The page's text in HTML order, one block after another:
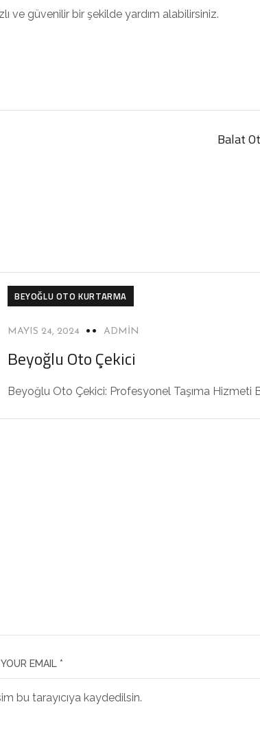
ve güvenilir bir şekilde yardım alabilirsiniz.
Balat
BEYOĞLU OTO KURTARMA
MAYIS 24, 2024 ADMIN
Beyoğlu Oto Çekici
Beyoğlu Oto Çekici: Profesyonel Taşıma Hizmeti
bu tarayıcıya kaydedilsin.